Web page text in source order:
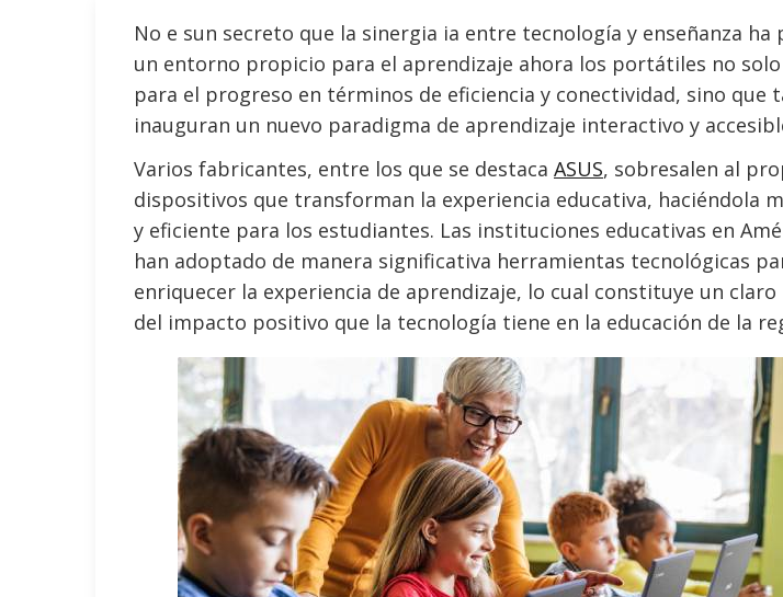
No e sun secreto que la sinergia ia entre tecnología y enseñanza ha
un entorno propicio para el aprendizaje ahora los portátiles no solo
para el progreso en términos de eficiencia y conectividad, sino que
inauguran un nuevo paradigma de aprendizaje interactivo y
Varios fabricantes, entre los que se destaca ASUS, sobresalen al
dispositivos que transforman la experiencia educativa, haciéndola
y eficiente para los estudiantes. Las instituciones educativas en
han adoptado de manera significativa herramientas tecnológicas
enriquecer la experiencia de aprendizaje, lo cual constituye un
del impacto positivo que la tecnología tiene en la educación de la